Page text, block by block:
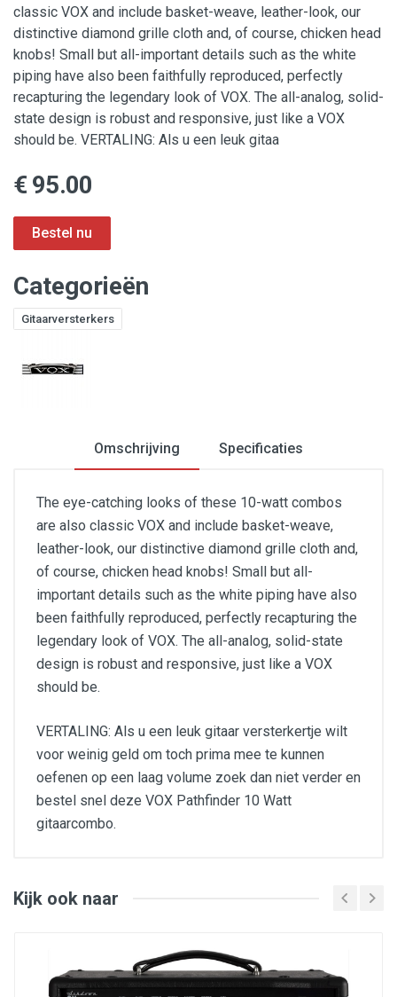
classic VOX and include basket-weave, leather-look, our
distinctive diamond grille cloth and, of course, chicken head
knobs! Small but all-important details such as the white
piping have also been faithfully reproduced, perfectly
recapturing the legendary look of VOX. The all-analog, solid-
state design is robust and responsive, just like a VOX
should be. VERTALING: Als u een leuk gitaa
€ 95.00
Categorieën
Gitaarversterkers
Omschrijving Specificaties
The eye-catching looks of these 10-watt combos
are also classic VOX and include basket-weave,
leather-look, our distinctive diamond grille cloth and,
of course, chicken head knobs! Small but all-
important details such as the white piping have also
been faithfully reproduced, perfectly recapturing the
legendary look of VOX. The all-analog, solid-state
design is robust and responsive, just like a VOX
should be.
VERTALING: Als u een leuk gitaar versterkertje wilt
voor weinig geld om toch prima mee te kunnen
oefenen op een laag volume zoek dan niet verder en
bestel snel deze VOX Pathfinder 10 Watt
gitaarcombo.
Clean-/Overdrive schakelaar
Aan/uit schakelaar
Afmetingen (B x D x H): 380 x 260 x 170 mm
Gewicht: 4,8 kg
Toebehoren: netsnoer
Kijk ook naar